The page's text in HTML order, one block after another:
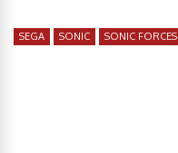
SEGA SONIC SONIC FORCES